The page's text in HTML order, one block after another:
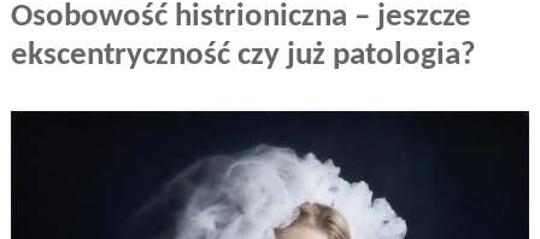
Osobowość histrioniczna – jeszcze
ekscentryczność czy już patologia?